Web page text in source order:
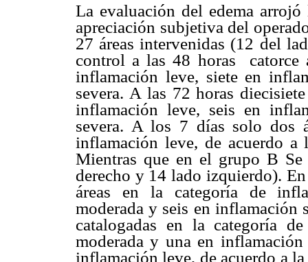
La evaluación del edema
apreciación subjetiva del
27 áreas intervenidas (12 del
control a las 48 horas catorce
inflamación leve, siete en
severa. A las 72 horas
inflamación leve, seis en
severa. A los 7 días solo dos
inflamación leve, de acuerdo a
Mientras que en el grupo B
derecho y 14 lado izquierdo).
áreas en la categoría de
moderada y seis en inflamación
catalogadas en la categoría
moderada y una en
inflamación leve, de acuerdo a